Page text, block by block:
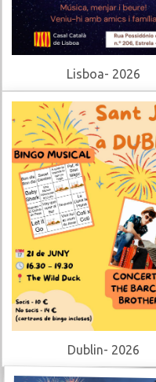
Lisboa- 2026
Dublin- 2026